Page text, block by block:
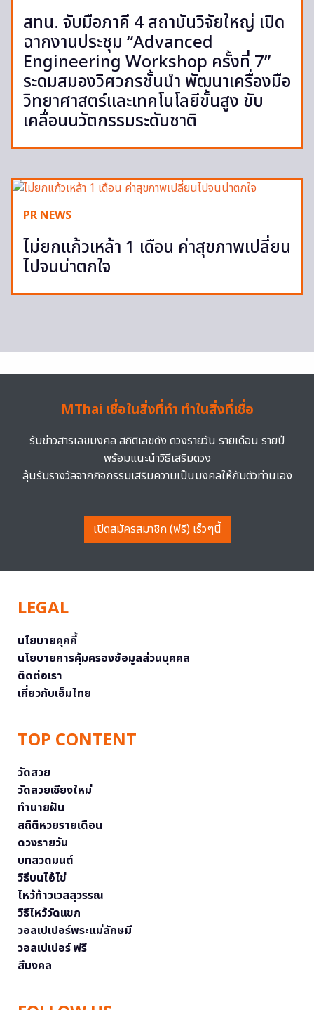
สทน. จับมือภาคี 4 สถาบันวิจัยใหญ่ เปิด
ฉากงานประชุม “Advanced
Engineering Workshop ครั้งที่ 7”
ระดมสมองวิศวกรชั้นนำ พัฒนาเครื่องมือ
วิทยาศาสตร์และเทคโนโลยีขั้นสูง ขับ
เคลื่อนนวัตกรรมระดับชาติ
PR NEWS
ไม่ยกแก้วเหล้า 1 เดือน ค่าสุขภาพเปลี่ยน
ไปจนน่าตกใจ
MThai เชื่อในสิ่งที่ทำ ทำในสิ่งที่เชื่อ
รับข่าวสารเลขมงคล สถิติเลขดัง ดวงรายวัน รายเดือน รายปี
พร้อมแนะนำวิธีเสริมดวง
ลุ้นรับรางวัลจากกิจกรรมเสริมความเป็นมงคลให้กับตัวท่านเอง
เปิดสมัครสมาชิก (ฟรี) เร็วๆนี้
LEGAL
นโยบายคุกกี้
นโยบายการคุ้มครองข้อมูลส่วนบุคคล
ติดต่อเรา
เกี่ยวกับเอ็มไทย
TOP CONTENT
วัดสวย
วัดสวยเชียงใหม่
ทำนายฝัน
สถิติหวยรายเดือน
ดวงรายวัน
บทสวดมนต์
วิธีบนไอ้ไข่
ไหว้ท้าวเวสสุวรรณ
วิธีไหว้วัดแขก
วอลเปเปอร์พระแม่ลักษมี
วอลเปเปอร์ ฟรี
สีมงคล